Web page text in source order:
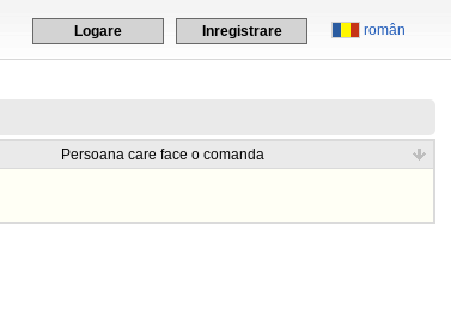
român
Logare Inregistrare
Persoana care face o comanda